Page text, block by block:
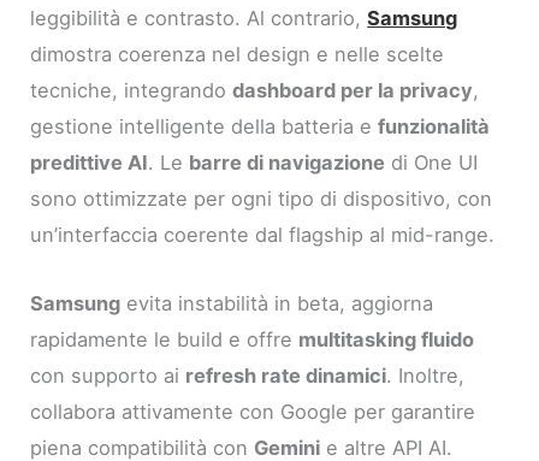
leggibilità e contrasto. Al contrario,Samsung
dimostra coerenza nel design e nelle scelte
tecniche, integrandodashboard per la privacy,
gestione intelligente della batteria efunzionalità
predittive AI. Le barre di navigazione di One UI
sono ottimizzate per ogni tipo di dispositivo, con
un’interfaccia coerente dal flagship al mid-range.
Samsung evita instabilità in beta, aggiorna
rapidamente le build e offre multitasking fluido
con supporto ai refresh rate dinamici. Inoltre,
collabora attivamente con Google per garantire
piena compatibilità con Gemini e altre API AI.